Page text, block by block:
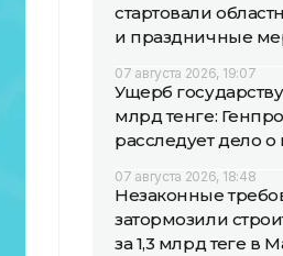
стартовали
и праздничные
07 августа 2026, 19:07
Ущерб
млрд тенге:
расследует дело о
07 августа 2026, 18:48
Незаконные
затормозили
за 1,3 млрд теңге в